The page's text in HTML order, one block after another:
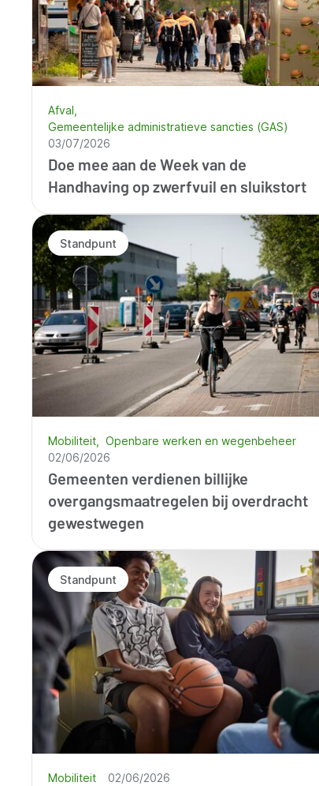
Doe mee aan de Week van de
Handhaving op zwerfvuil en sluikstort
Afval
Gemeentelijke administratieve sancties (GAS)
03/07/2026
Standpunt
Gemeenten verdienen billijke
overgangsmaatregelen bij overdracht
gewestwegen
Mobiliteit
Openbare werken en wegenbeheer
02/06/2026
Standpunt
Mobiliteit 02/06/2026